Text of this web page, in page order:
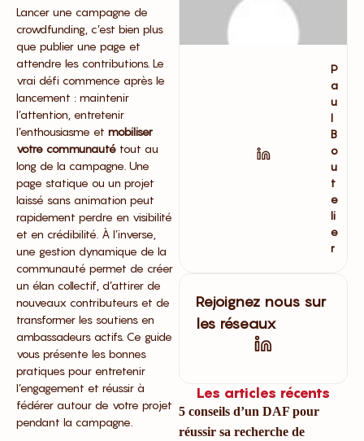
Lancer une campagne de
crowdfunding, c’est bien plus
que publier une page et
attendre les contributions. Le
vrai défi commence après le
lancement : maintenir
l’attention, entretenir
l’enthousiasme et mobiliser
votre communauté tout au
long de la campagne. Une
page statique ou un projet
laissé sans animation peut
rapidement perdre en visibilité
et en crédibilité. À l’inverse,
une gestion dynamique de la
communauté permet de créer
un élan collectif, d’attirer de
nouveaux contributeurs et de
transformer les soutiens en
ambassadeurs actifs. Ce guide
vous présente les bonnes
pratiques pour entretenir
l’engagement et réussir à
fédérer autour de votre projet
pendant la campagne.
P
a
u
l
B
o
u
t
e
li
e
r
Rejoignez nous sur
les réseaux
Les articles récents
5 conseils d’un DAF pour
réussir sa recherche de